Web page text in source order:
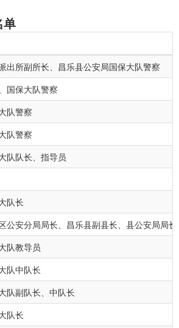
单
出所副所长、昌乐县公安局国保大队警察
国保大队警察
队警察
队警察
队队长、指导员
队长
公安分局局长、昌乐县副县长、县公安局局长
队教导员
队中队长
队副队长、中队长
队长